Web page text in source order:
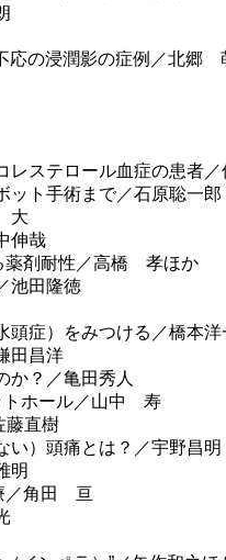
応の浸潤影の症例／北郷
ステロール血症の患者／
ト手術まで／石原聡一郎
大
伸哉
薬剤耐性／高橋 孝ほか
池田隆徳
症）をみつける／橋本洋
田昌洋
？／亀田秀人
トホール／山中 寿
藤直樹
）頭痛とは？／宇野昌明
明
／角田 亘